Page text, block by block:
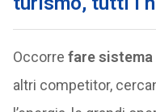
Occorre fare sistema
altri competitor,